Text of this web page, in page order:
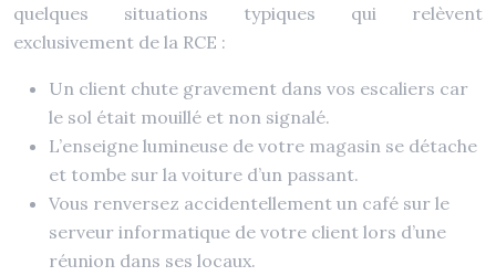
quelques situations typiques qui relèvent
exclusivement de la RCE :
Un client chute gravement dans vos escaliers car
le sol était mouillé et non signalé.
L’enseigne lumineuse de votre magasin se détache
et tombe sur la voiture d’un passant.
Vous renversez accidentellement un café sur le
serveur informatique de votre client lors d’une
réunion dans ses locaux.